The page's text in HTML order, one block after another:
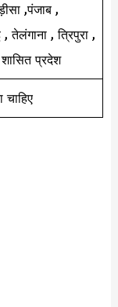
,पंजाब ,
तेलंगाना , त्रिपुरा ,
प्रदेश
चाहिए